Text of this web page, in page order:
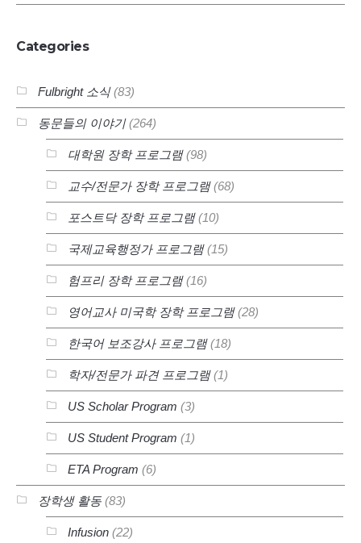
Categories
Fulbright 소식(83)
동문들의 이야기(264)
대학원 장학 프로그램(98)
교수/전문가 장학 프로그램(68)
포스트닥 장학 프로그램(10)
국제교육행정가 프로그램(15)
험프리 장학 프로그램(16)
영어교사 미국학 장학 프로그램(28)
한국어 보조강사 프로그램(18)
학자/전문가 파견 프로그램(1)
US Scholar Program (3)
US Student Program (1)
ETA Program (6)
장학생 활동 (83)
Infusion (22)